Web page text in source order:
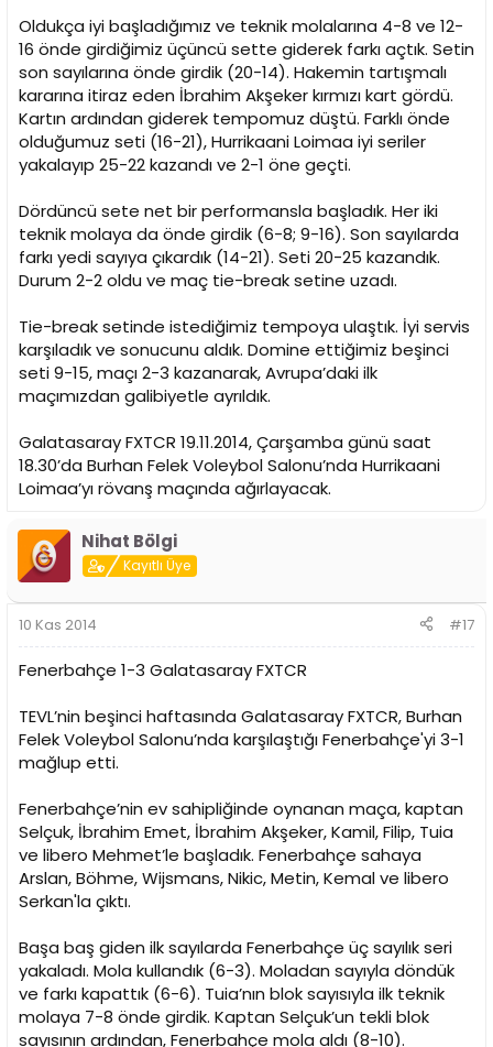
Oldukça iyi başladığımız ve teknik molalarına 4-8 ve 12-
16 önde girdiğimiz üçüncü sette giderek farkı açtık. Setin
son sayılarına önde girdik (20-14). Hakemin tartışmalı
kararına itiraz eden İbrahim Akşeker kırmızı kart gördü.
Kartın ardından giderek tempomuz düştü. Farklı önde
olduğumuz seti (16-21), Hurrikaani Loimaa iyi seriler
yakalayıp 25-22 kazandı ve 2-1 öne geçti.
Dördüncü sete net bir performansla başladık. Her iki
teknik molaya da önde girdik (6-8; 9-16). Son sayılarda
farkı yedi sayıya çıkardık (14-21). Seti 20-25 kazandık.
Durum 2-2 oldu ve maç tie-break setine uzadı.
Tie-break setinde istediğimiz tempoya ulaştık. İyi servis
karşıladık ve sonucunu aldık. Domine ettiğimiz beşinci
seti 9-15, maçı 2-3 kazanarak, Avrupa’daki ilk
maçımızdan galibiyetle ayrıldık.
Galatasaray FXTCR 19.11.2014, Çarşamba günü saat
18.30’da Burhan Felek Voleybol Salonu’nda Hurrikaani
Loimaa’yı rövanş maçında ağırlayacak.
Nihat Bölgi
Kayıtlı Üye
10 Kas 2014 #17
Fenerbahçe 1-3 Galatasaray FXTCR
TEVL’nin beşinci haftasında Galatasaray FXTCR, Burhan
Felek Voleybol Salonu’nda karşılaştığı Fenerbahçe'yi 3-1
mağlup etti.
Fenerbahçe’nin ev sahipliğinde oynanan maça, kaptan
Selçuk, İbrahim Emet, İbrahim Akşeker, Kamil, Filip, Tuia
ve libero Mehmet’le başladık. Fenerbahçe sahaya
Arslan, Böhme, Wijsmans, Nikic, Metin, Kemal ve libero
Serkan'la çıktı.
Başa baş giden ilk sayılarda Fenerbahçe üç sayılık seri
yakaladı. Mola kullandık (6-3). Moladan sayıyla döndük
ve farkı kapattık (6-6). Tuia’nın blok sayısıyla ilk teknik
molaya 7-8 önde girdik. Kaptan Selçuk’un tekli blok
sayısının ardından, Fenerbahçe mola aldı (8-10).